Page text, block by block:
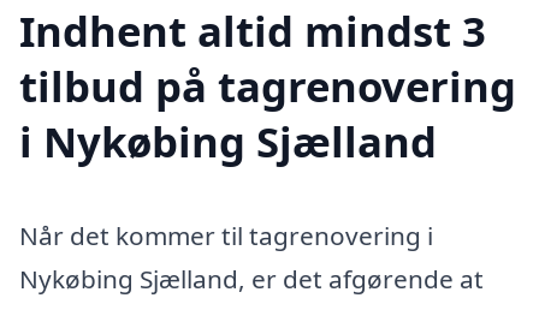
Indhent altid mindst 3
tilbud på tagrenovering
i Nykøbing Sjælland
Når det kommer til tagrenovering i
Nykøbing Sjælland, er det afgørende at